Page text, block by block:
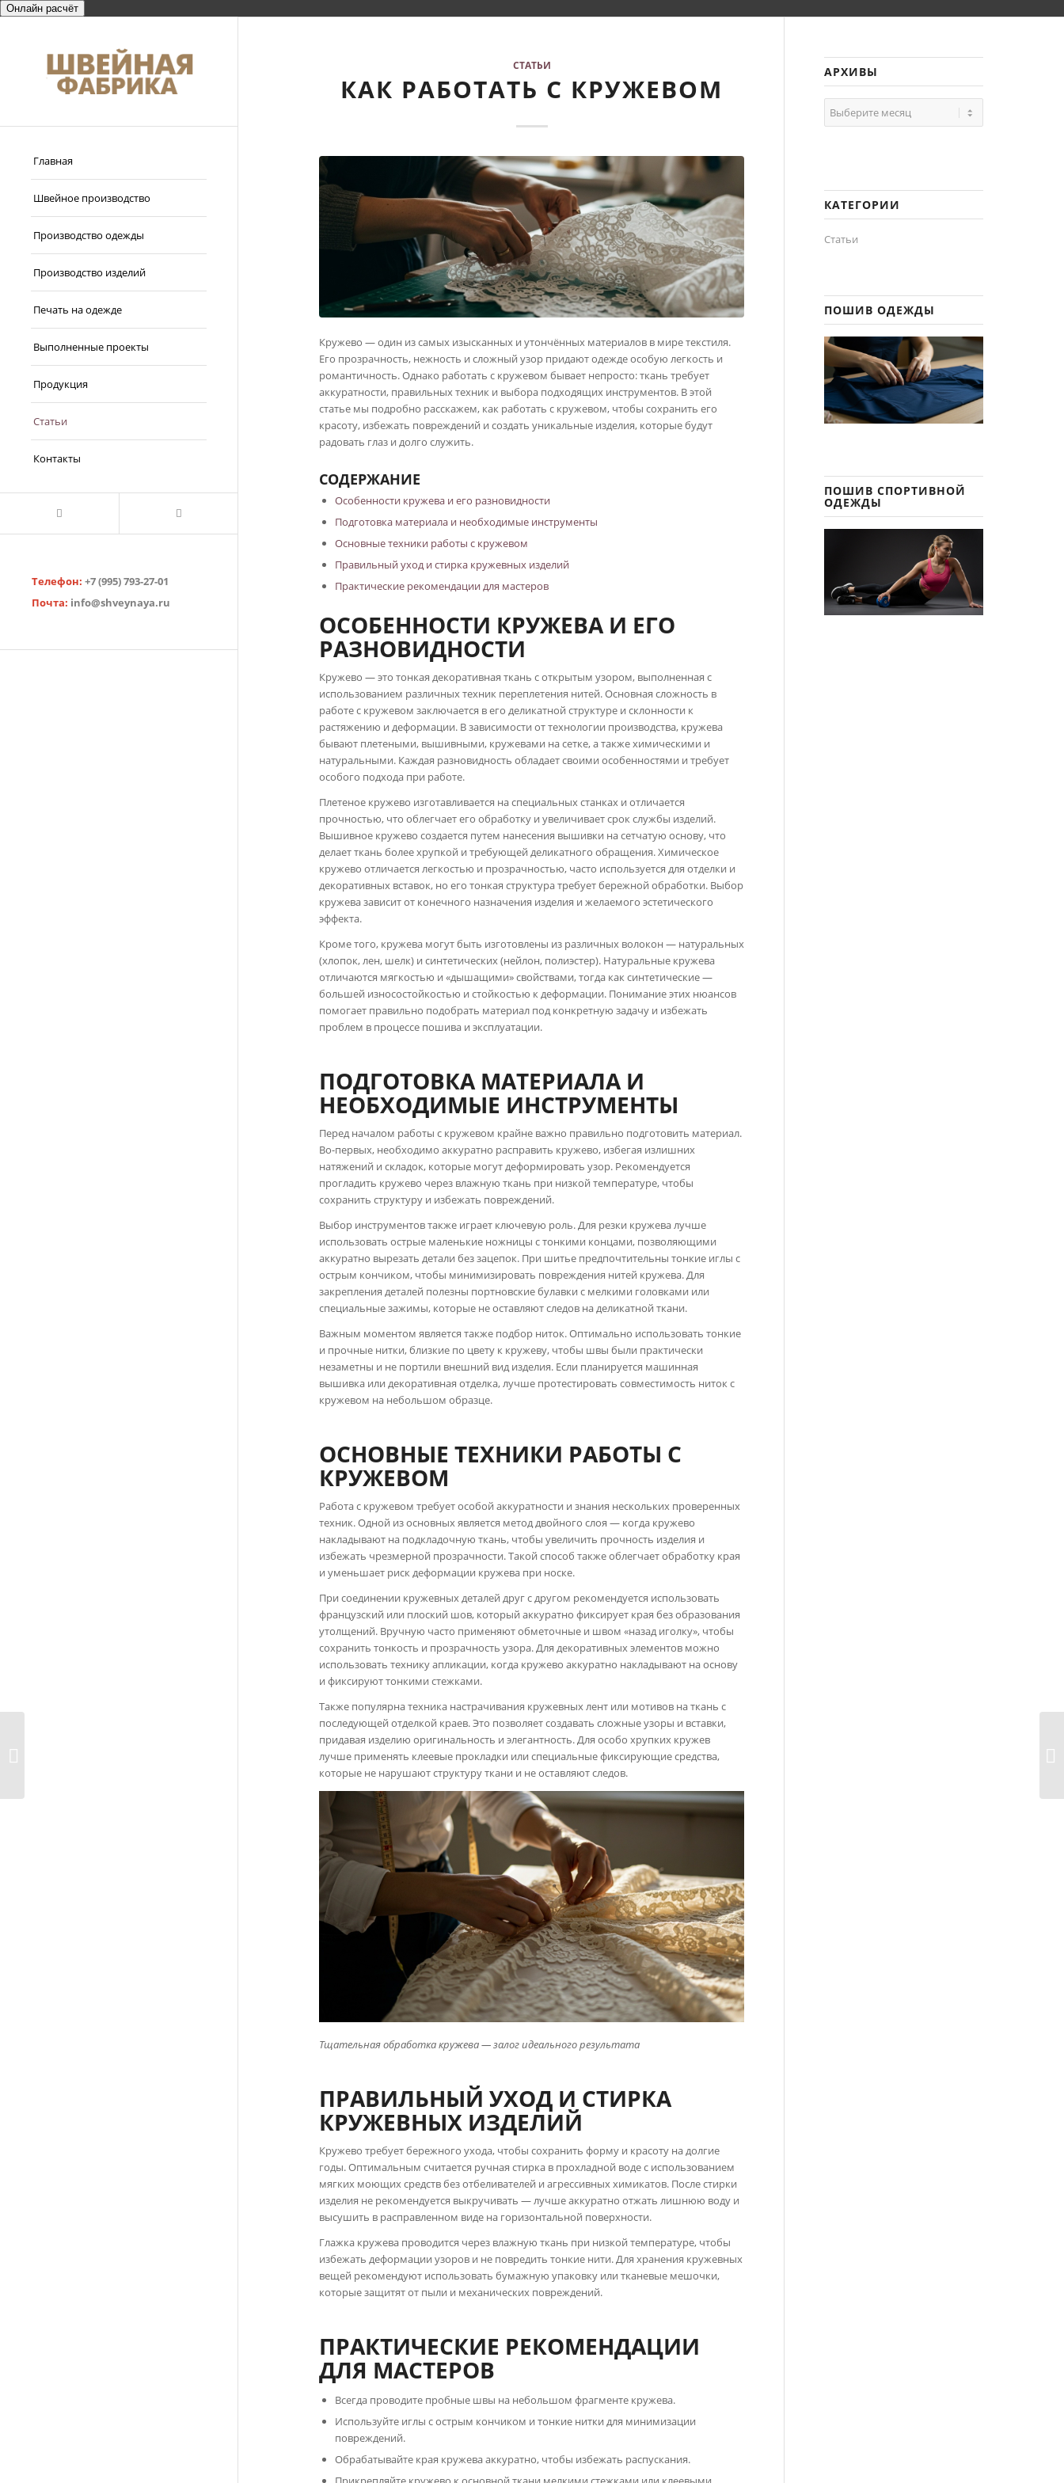
Онлайн расчёт
Главная
Швейное производство
Производство одежды
Производство изделий
Печать на одежде
Выполненные проекты
Продукция
Статьи
Контакты
Телефон: +7 (995) 793-27-01
Почта: info@shveynaya.ru
СТАТЬИ
КАК РАБОТАТЬ С КРУЖЕВОМ
Кружево — один из самых изысканных и утончённых материалов в мире текстиля.
Его прозрачность, нежность и сложный узор придают одежде особую легкость и
романтичность. Однако работать с кружевом бывает непросто: ткань требует
аккуратности, правильных техник и выбора подходящих инструментов. В этой
статье мы подробно расскажем, как работать с кружевом, чтобы сохранить его
красоту, избежать повреждений и создать уникальные изделия, которые будут
радовать глаз и долго служить.
СОДЕРЖАНИЕ
Особенности кружева и его разновидности
Подготовка материала и необходимые инструменты
Основные техники работы с кружевом
Правильный уход и стирка кружевных изделий
Практические рекомендации для мастеров
ОСОБЕННОСТИ КРУЖЕВА И ЕГО
РАЗНОВИДНОСТИ
Кружево — это тонкая декоративная ткань с открытым узором, выполненная с
использованием различных техник переплетения нитей. Основная сложность в
работе с кружевом заключается в его деликатной структуре и склонности к
растяжению и деформации. В зависимости от технологии производства, кружева
бывают плетеными, вышивными, кружевами на сетке, а также химическими и
натуральными. Каждая разновидность обладает своими особенностями и требует
особого подхода при работе.
Плетеное кружево изготавливается на специальных станках и отличается
прочностью, что облегчает его обработку и увеличивает срок службы изделий.
Вышивное кружево создается путем нанесения вышивки на сетчатую основу, что
делает ткань более хрупкой и требующей деликатного обращения. Химическое
кружево отличается легкостью и прозрачностью, часто используется для отделки и
декоративных вставок, но его тонкая структура требует бережной обработки. Выбор
кружева зависит от конечного назначения изделия и желаемого эстетического
эффекта.
Кроме того, кружева могут быть изготовлены из различных волокон — натуральных
(хлопок, лен, шелк) и синтетических (нейлон, полиэстер). Натуральные кружева
отличаются мягкостью и «дышащими» свойствами, тогда как синтетические —
большей износостойкостью и стойкостью к деформации. Понимание этих нюансов
помогает правильно подобрать материал под конкретную задачу и избежать
проблем в процессе пошива и эксплуатации.
ПОДГОТОВКА МАТЕРИАЛА И
НЕОБХОДИМЫЕ ИНСТРУМЕНТЫ
Перед началом работы с кружевом крайне важно правильно подготовить материал.
Во-первых, необходимо аккуратно расправить кружево, избегая излишних
натяжений и складок, которые могут деформировать узор. Рекомендуется
прогладить кружево через влажную ткань при низкой температуре, чтобы
сохранить структуру и избежать повреждений.
Выбор инструментов также играет ключевую роль. Для резки кружева лучше
использовать острые маленькие ножницы с тонкими концами, позволяющими
аккуратно вырезать детали без зацепок. При шитье предпочтительны тонкие иглы с
острым кончиком, чтобы минимизировать повреждения нитей кружева. Для
закрепления деталей полезны портновские булавки с мелкими головками или
специальные зажимы, которые не оставляют следов на деликатной ткани.
Важным моментом является также подбор ниток. Оптимально использовать тонкие
и прочные нитки, близкие по цвету к кружеву, чтобы швы были практически
незаметны и не портили внешний вид изделия. Если планируется машинная
вышивка или декоративная отделка, лучше протестировать совместимость ниток с
кружевом на небольшом образце.
ОСНОВНЫЕ ТЕХНИКИ РАБОТЫ С
КРУЖЕВОМ
Работа с кружевом требует особой аккуратности и знания нескольких проверенных
техник. Одной из основных является метод двойного слоя — когда кружево
накладывают на подкладочную ткань, чтобы увеличить прочность изделия и
избежать чрезмерной прозрачности. Такой способ также облегчает обработку края
и уменьшает риск деформации кружева при носке.
При соединении кружевных деталей друг с другом рекомендуется использовать
французский или плоский шов, который аккуратно фиксирует края без образования
утолщений. Вручную часто применяют обметочные и швом «назад иголку», чтобы
сохранить тонкость и прозрачность узора. Для декоративных элементов можно
использовать технику апликации, когда кружево аккуратно накладывают на основу
и фиксируют тонкими стежками.
Также популярна техника настрачивания кружевных лент или мотивов на ткань с
последующей отделкой краев. Это позволяет создавать сложные узоры и вставки,
придавая изделию оригинальность и элегантность. Для особо хрупких кружев
лучше применять клеевые прокладки или специальные фиксирующие средства,
которые не нарушают структуру ткани и не оставляют следов.
Тщательная обработка кружева — залог идеального результата
ПРАВИЛЬНЫЙ УХОД И СТИРКА
КРУЖЕВНЫХ ИЗДЕЛИЙ
Кружево требует бережного ухода, чтобы сохранить форму и красоту на долгие
годы. Оптимальным считается ручная стирка в прохладной воде с использованием
мягких моющих средств без отбеливателей и агрессивных химикатов. После стирки
изделия не рекомендуется выкручивать — лучше аккуратно отжать лишнюю воду и
высушить в расправленном виде на горизонтальной поверхности.
Глажка кружева проводится через влажную ткань при низкой температуре, чтобы
избежать деформации узоров и не повредить тонкие нити. Для хранения кружевных
вещей рекомендуют использовать бумажную упаковку или тканевые мешочки,
которые защитят от пыли и механических повреждений.
ПРАКТИЧЕСКИЕ РЕКОМЕНДАЦИИ
ДЛЯ МАСТЕРОВ
Всегда проводите пробные швы на небольшом фрагменте кружева.
Используйте иглы с острым кончиком и тонкие нитки для минимизации
повреждений.
Обрабатывайте края кружева аккуратно, чтобы избежать распускания.
АРХИВЫ
КАТЕГОРИИ
Статьи
ПОШИВ ОДЕЖДЫ
ПОШИВ СПОРТИВНОЙ
ОДЕЖДЫ